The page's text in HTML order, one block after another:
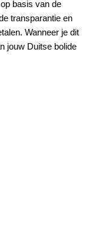
basis van de
transparantie en
Wanneer je dit
jouw Duitse bolide